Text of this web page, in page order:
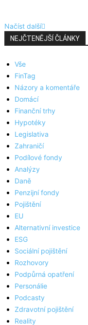
Načíst další
NEJČTENĚJŠÍ ČLÁNKY
Vše
FinTag
Názory a komentáře
Domácí
Finanční trhy
Hypotéky
Legislativa
Zahraničí
Podílové fondy
Analýzy
Daně
Penzijní fondy
Pojištění
EU
Alternativní investice
ESG
Sociální pojištění
Rozhovory
Podpůrná opatření
Personálie
Podcasty
Zdravotní pojištění
Reality